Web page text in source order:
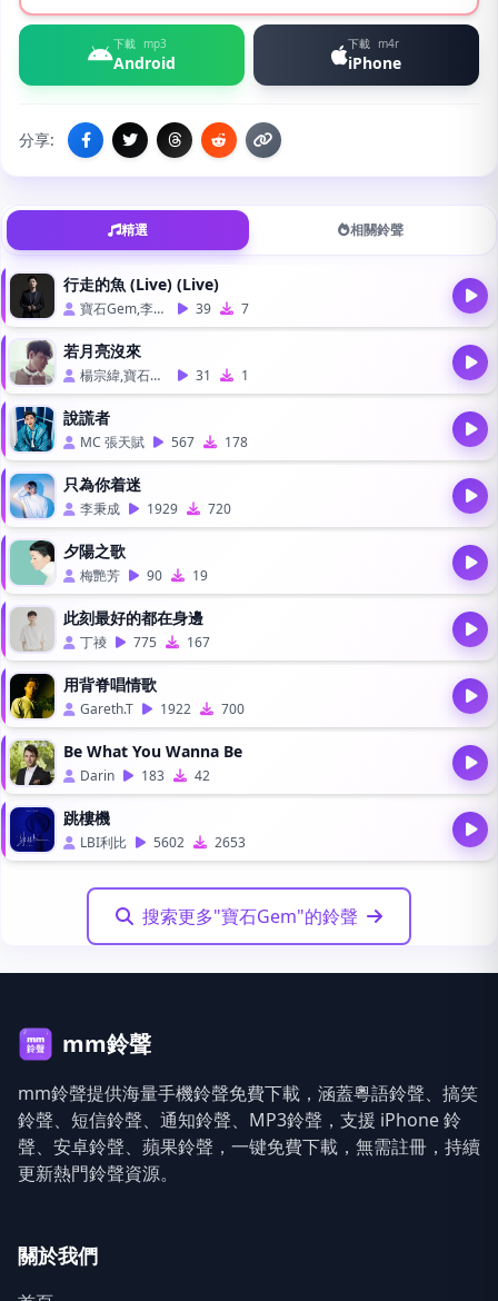
下載 mp3
Android
下載 m4r
iPhone
分享:
精選 相關鈴聲
行走的魚 (Live) (Live)
寶石Gem,李玖哲,陳楚生 39 7
若月亮沒來
楊宗緯,寶石Gem,王宇宙Leto 31 1
說謊者
MC 張天賦 567 178
只為你着迷
李秉成 1929 720
夕陽之歌
梅艷芳 90 19
此刻最好的都在身邊
丁祾 775 167
用背脊唱情歌
Gareth.T 1922 700
Be What You Wanna Be
Darin 183 42
跳樓機
LBI利比 5602 2653
搜索更多"寶石Gem"的鈴聲
mm鈴聲
mm鈴聲提供海量手機鈴聲免費下載，涵蓋粵語鈴聲、搞笑
鈴聲、短信鈴聲、通知鈴聲、MP3鈴聲，支援 iPhone 鈴
聲、安卓鈴聲、蘋果鈴聲，一键免費下載，無需註冊，持續
更新熱門鈴聲資源。
關於我們